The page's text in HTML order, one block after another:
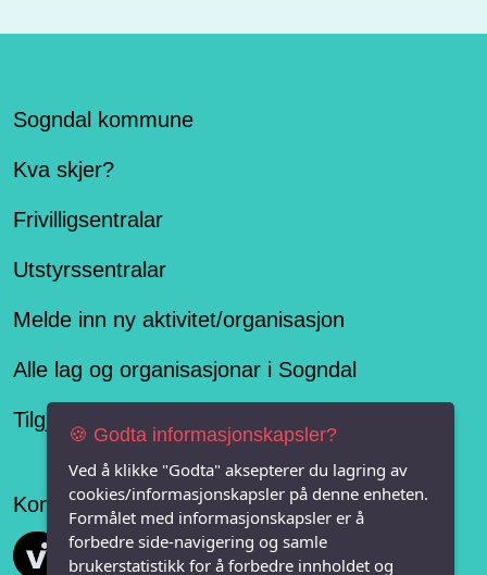
Sogndal kommune
Kva skjer?
Frivilligsentralar
Utstyrssentralar
Melde inn ny aktivitet/organisasjon
Alle lag og organisasjonar i Sogndal
Tilgjengelegheitserklæring
Konseptet er levert av
Vi FRITID
🍪 Godta informasjonskapsler?
Ved å klikke "Godta" aksepterer du lagring av
cookies/informasjonskapsler på denne enheten.
Formålet med informasjonskapsler er å
forbedre side-navigering og samle
brukerstatistikk for å forbedre innholdet og